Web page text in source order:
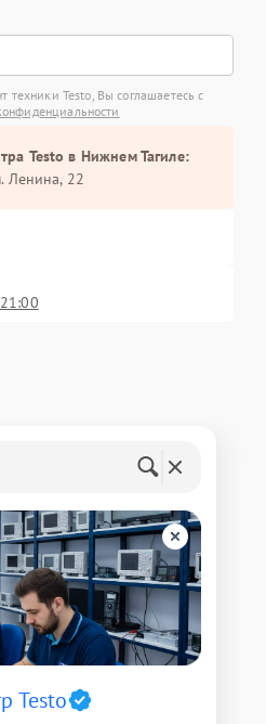
техники Testo, Вы соглашаетесь с
Testo в Нижнем Тагиле:
Ленина, 22
Testo